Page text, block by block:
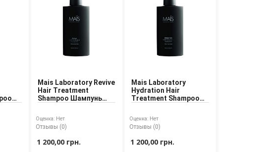
Mais Laboratory Revive
Hair Treatment
Shampoo Шампунь
Оценка: Нет
Отзывы (0)
1 200,00 грн.
Mais Laboratory
Hydration Hair
Treatment Shampoo
Оценка: Нет
Отзывы (0)
1 200,00 грн.